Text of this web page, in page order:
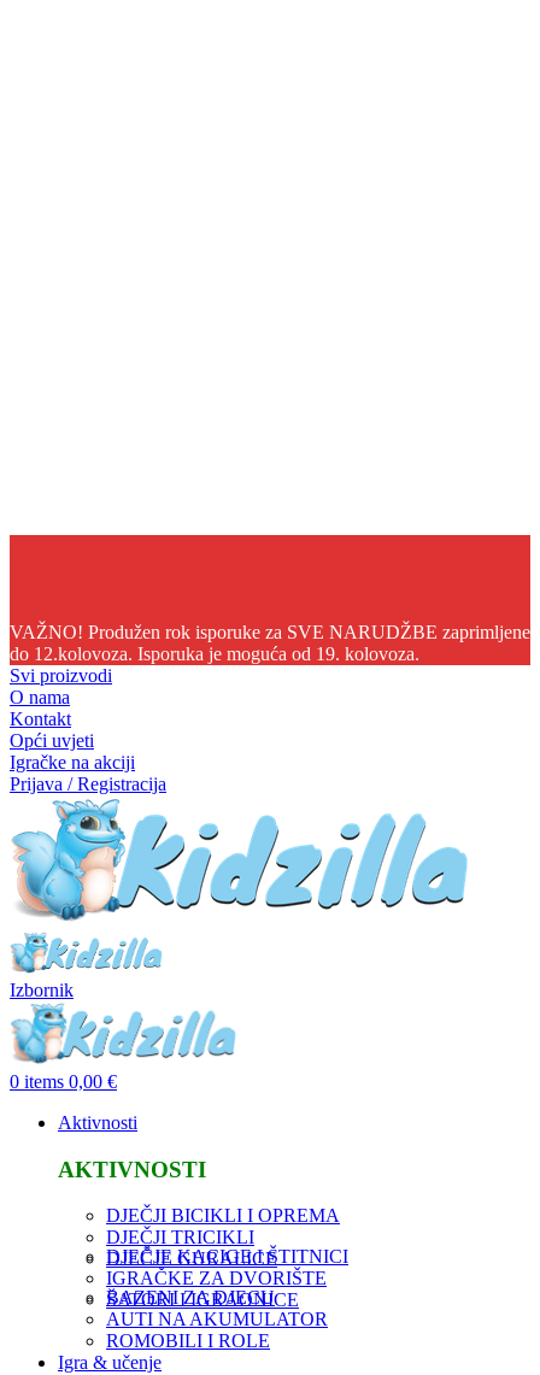
VAŽNO! Produžen rok isporuke za SVE NARUDŽBE zaprimljene
do 12.kolovoza. Isporuka je moguća od 19. kolovoza.
Svi proizvodi
O nama
Kontakt
Opći uvjeti
Igračke na akciji
Prijava / Registracija
Izbornik
0 items 0,00 €
Aktivnosti
AKTIVNOSTI
DJEČJI BICIKLI I OPREMA
DJEČJI TRICIKLI
DJEČJE GURALICE
DJEČJE KACIGE I ŠTITNICI
IGRAČKE ZA DVORIŠTE
ŠATORI I IGRAONICE
BAZENI ZA DJECU
AUTI NA AKUMULATOR
ROMOBILI I ROLE
Igra & učenje